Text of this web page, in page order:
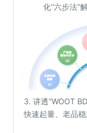
化“六步法”
3. 讲透“WOOT
快速起量、老品稳